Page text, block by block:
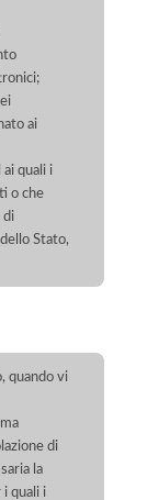
ai
quali i
o che
di
Stato,
quando vi
di
la
i quali i